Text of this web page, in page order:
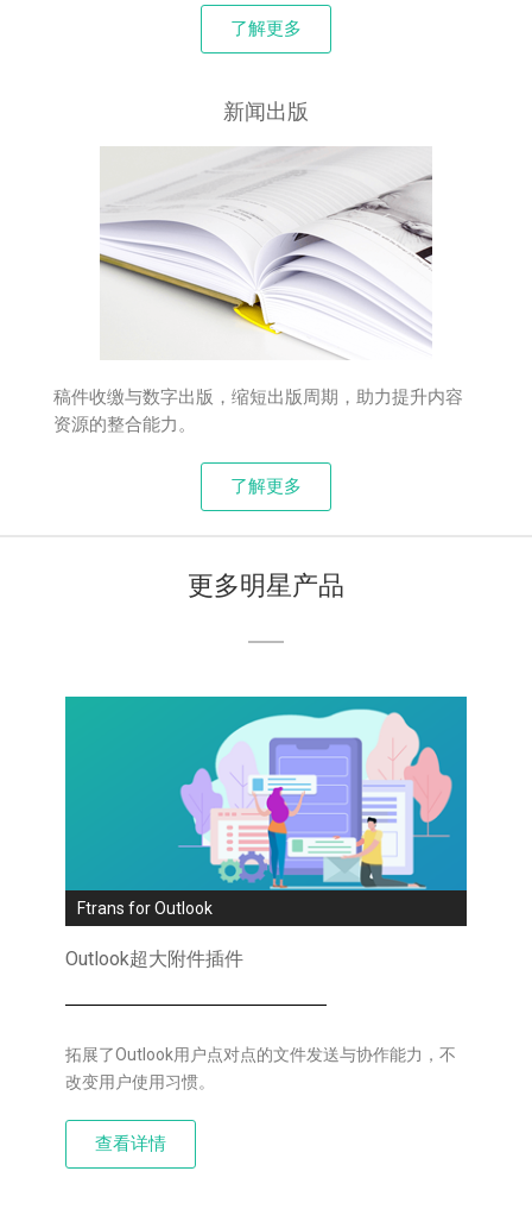
了解更多
新闻出版
稿件收缴与数字出版，缩短出版周期，助力提升内容
资源的整合能力。
了解更多
更多明星产品
Ftrans for Outlook
Outlook超大附件插件
拓展了Outlook用户点对点的文件发送与协作能力，不
改变用户使用习惯。
查看详情